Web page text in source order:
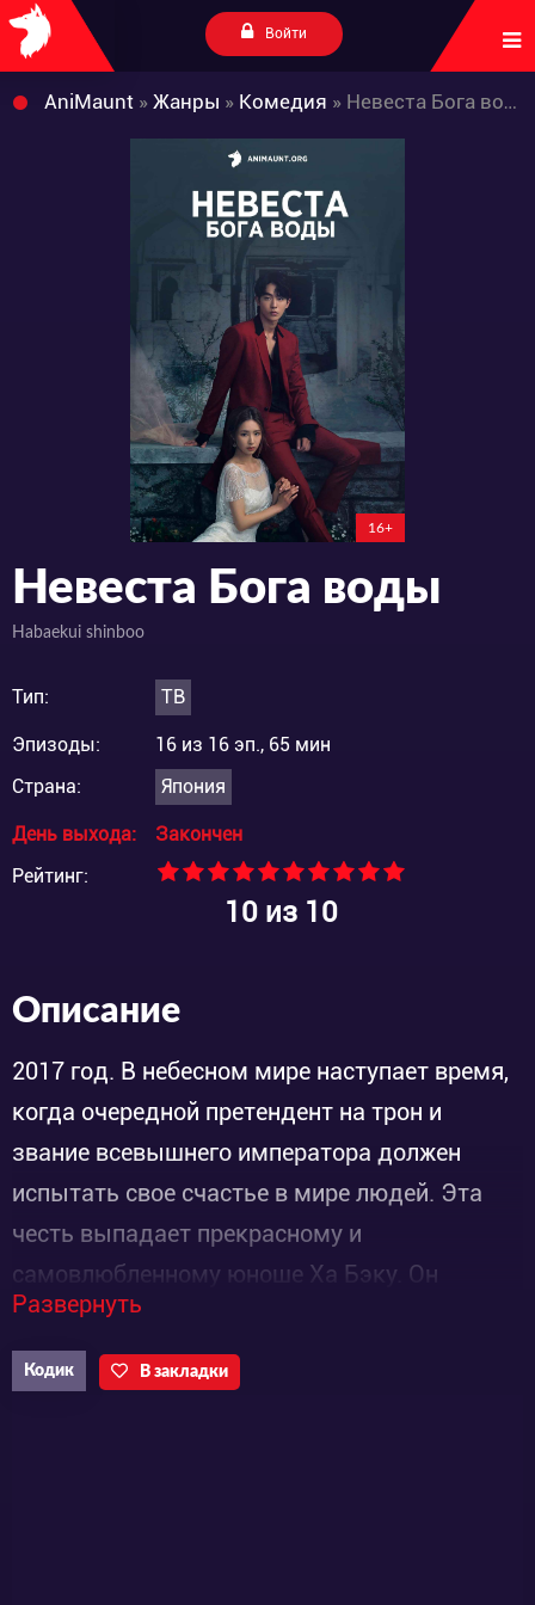
Войти
AniMaunt » Жанры » Комедия » Невеста Бога воды
16+
Невеста Бога воды
Habaekui shinboo
Тип: ТВ
Эпизоды:
16 из 16 эп., 65 мин
Страна:
Япония
День выхода:
Закончен
Рейтинг:
10из 10
Описание
2017 год. В небесном мире наступает время,
когда очередной претендент на трон и
звание всевышнего императора должен
испытать свое счастье в мире людей. Эта
честь выпадает прекрасному и
самовлюбленному юноше Ха Бэку. Он
рассчитывает быстро завершить свою
миссию на Земле, чтобы поскорее заменить
уставшего от долгого пребывания на троне
Развернуть
Кодик В закладки